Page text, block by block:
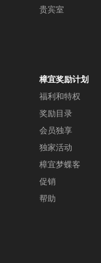
贵宾室
樟宜奖励计划
福利和特权
奖励目录
会员独享
独家活动
樟宜梦蝶客
促销
帮助